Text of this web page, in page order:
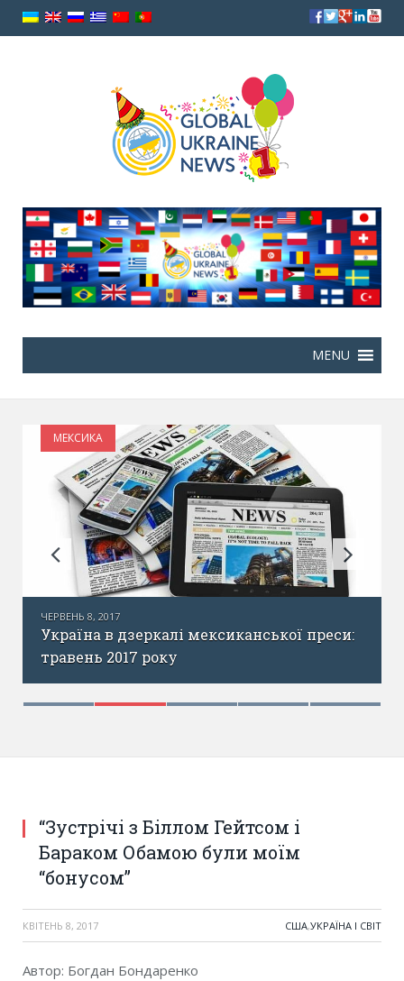
МЕКСИКА
ЧЕРВЕНЬ 8, 2017
Україна в дзеркалі мексиканської преси:
травень 2017 року
“Зустрiчi з Бiллом Гейтсом i
Бараком Обамою були моїм
“бонусом”
КВІТЕНЬ 8, 2017 США,УКРАЇНА І СВІТ
Автор: Богдан Бондаренко